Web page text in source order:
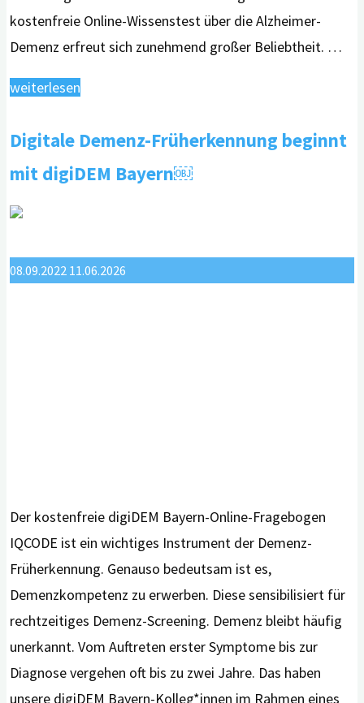
kostenfreie Online-Wissenstest über die Alzheimer-
Demenz erfreut sich zunehmend großer Beliebtheit. …
weiterlesen
stärkt
die
Digitale Demenz-Früherkennung beginnt
mit digiDEM Bayern￼
08.09.2022 11.06.2026
Der kostenfreie digiDEM Bayern-Online-Fragebogen
IQCODE ist ein wichtiges Instrument der Demenz-
Früherkennung. Genauso bedeutsam ist es,
Demenzkompetenz zu erwerben. Diese sensibilisiert für
rechtzeitiges Demenz-Screening. Demenz bleibt häufig
unerkannt. Vom Auftreten erster Symptome bis zur
Diagnose vergehen oft bis zu zwei Jahre. Das haben
unsere digiDEM Bayern-Kolleg*innen im Rahmen eines